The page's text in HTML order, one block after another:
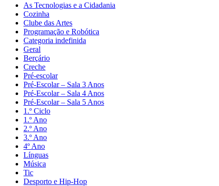
As Tecnologias e a Cidadania
Cozinha
Clube das Artes
Programação e Robótica
Categoria indefinida
Geral
Berçário
Creche
Pré-escolar
Pré-Escolar – Sala 3 Anos
Pré-Escolar – Sala 4 Anos
Pré-Escolar – Sala 5 Anos
1.º Ciclo
1.º Ano
2.º Ano
3.º Ano
4º Ano
Línguas
Música
Tic
Desporto e Hip-Hop